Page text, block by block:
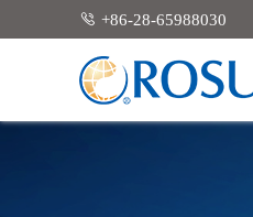
 +86-28-65988030